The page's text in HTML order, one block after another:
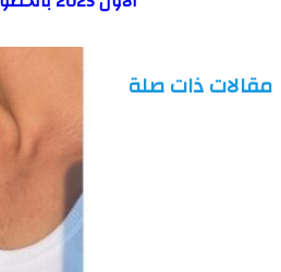
ذات صلة